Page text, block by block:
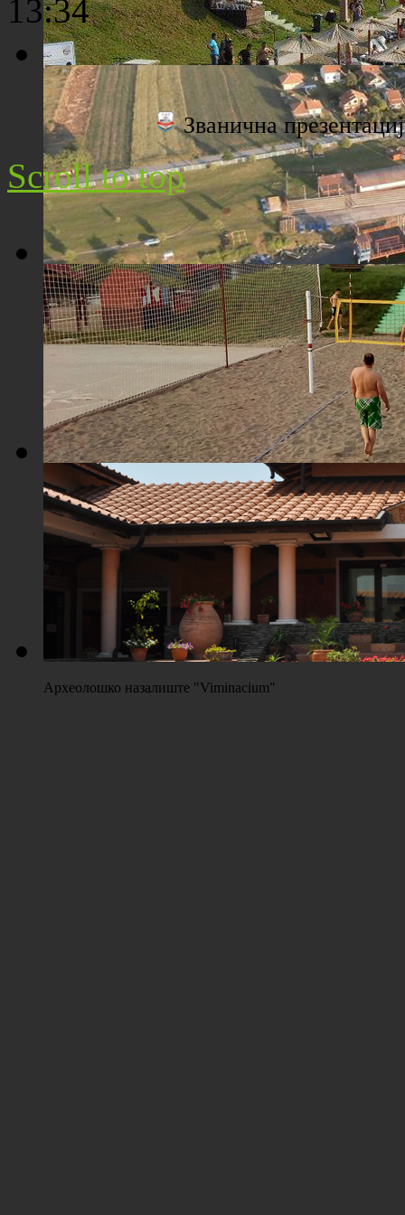
Плажа "Топољар" - Поглед са торња
Плажа "Топољар" - Поглед из ваздуха
Плажа "Топољар" - Терени на песку
Археолошко назалиште "Viminacium"
13:34
Званична
Scroll to top